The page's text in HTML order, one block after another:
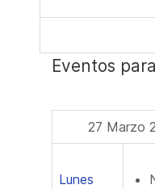
Eventos
27 Marzo
Lunes